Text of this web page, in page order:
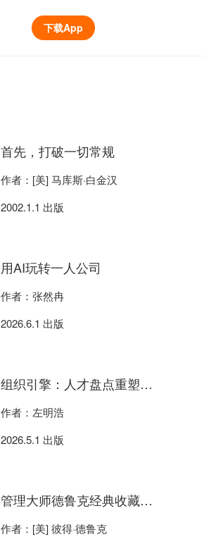
下载App
首先，打破一切常规
作者：[美] 马库斯·白金汉
2002.1.1 出版
用AI玩转一人公司
作者：张然冉
2026.6.1 出版
组织引擎：人才盘点重塑增长
作者：左明浩
2026.5.1 出版
管理大师德鲁克经典收藏版（共25册）
作者：[美] 彼得·德鲁克